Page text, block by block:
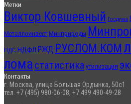
Метки
Виктор Ковшевный Госдума
Металлоинвест Минприроды
НДС НДФЛ РЖД РУСЛОМ.КОМ
лома статистика утилизация
Контакты
г. Москва, улица Большая Ордынка, 50с1
тел. +7 (495) 980-06-08, +7 499 490-49-28